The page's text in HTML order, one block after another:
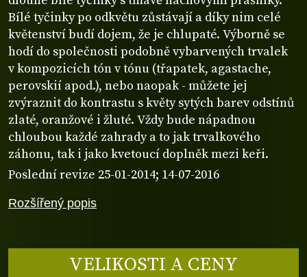
Rozšířený popis
Bílé tyčinky po odkvětu zůstávají a díky nim celé
květenství budí dojem, že je chlupaté. Výborně se
hodí do společnosti podobně vybarvených trvalek
v kompozicích tón v tónu (třapatek, agastache,
perovskií apod.), nebo naopak - můžete jej
zvýraznit do kontrastu s květy sytých barev odstínů
zlaté, oranžové i žluté. Vždy bude nápadnou
chloubou každé zahrady a to jak trvalkového
záhonu, tak i jako kvetoucí doplněk mezi keři.
Poslední revize 25-01-2014; 14-07-2016
VELIKOSTI A CENY